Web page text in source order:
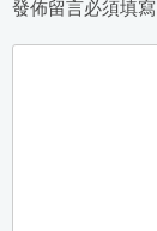
發佈留言必須填